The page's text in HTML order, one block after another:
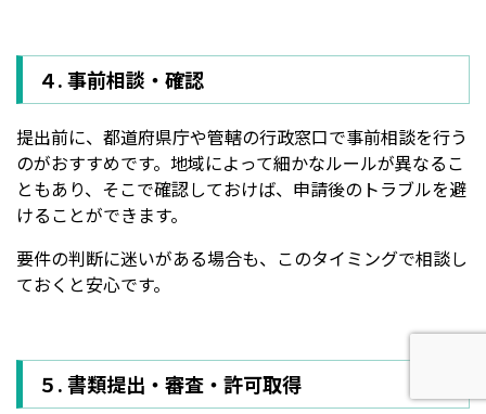
４. 事前相談・確認
提出前に、都道府県庁や管轄の行政窓口で事前相談を行う
のがおすすめです。地域によって細かなルールが異なるこ
ともあり、そこで確認しておけば、申請後のトラブルを避
けることができます。
要件の判断に迷いがある場合も、このタイミングで相談し
ておくと安心です。
５. 書類提出・審査・許可取得